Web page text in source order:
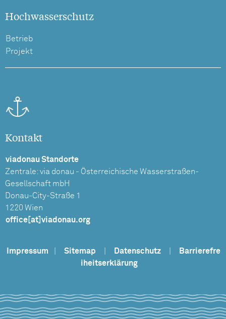
Hochwasserschutz
Betrieb
Projekt
Kontakt
viadonau Standorte
Zentrale: via donau - Österreichische Wasserstraßen-
Gesellschaft mbH
Donau-City-Straße 1
1220 Wien
office[at]viadonau.org
Impressum Sitemap Datenschutz
Barrierefre
iheitserklärung